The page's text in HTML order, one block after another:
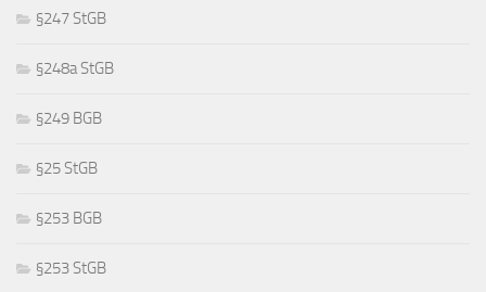
§247 StGB
§248a StGB
§249 BGB
§25 StGB
§253 BGB
§253 StGB